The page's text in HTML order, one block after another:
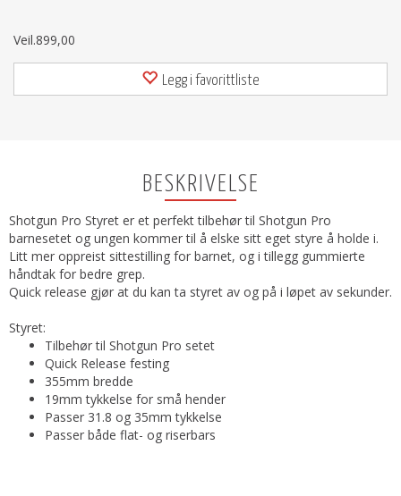
Veil.899,00
Legg i favorittliste
BESKRIVELSE
Shotgun Pro Styret er et perfekt tilbehør til Shotgun Pro
barnesetet og ungen kommer til å elske sitt eget styre å holde i.
Litt mer oppreist sittestilling for barnet, og i tillegg gummierte
håndtak for bedre grep.
Quick release gjør at du kan ta styret av og på i løpet av sekunder.
Styret:
Tilbehør til Shotgun Pro setet
Quick Release festing
355mm bredde
19mm tykkelse for små hender
Passer 31.8 og 35mm tykkelse
Passer både flat- og riserbars